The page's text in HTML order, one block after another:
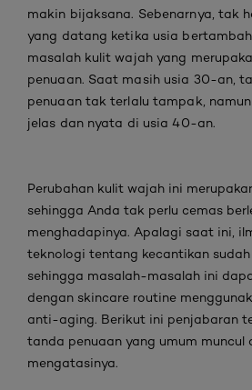
makin bijaksana. Sebenarnya, tak
yang datang ketika usia
masalah kulit wajah yang
penuaan. Saat masih usia 30-an,
penuaan tak terlalu tampak,
jelas dan nyata di usia 40-an.
Perubahan kulit wajah ini
sehingga Anda tak perlu cemas
menghadapinya. Apalagi saat ini,
teknologi tentang kecantikan
sehingga masalah-masalah ini
dengan skincare routine
anti-aging. Berikut ini penjabaran
tanda penuaan yang umum
mengatasinya.